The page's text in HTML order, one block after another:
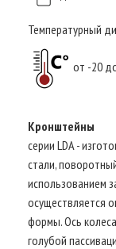
Температурный
от -20
Кронштейны
серии LDA -
стали,
использованием
осуществляется
формы. Ось
голубой